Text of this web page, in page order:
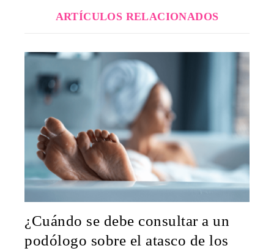
ARTÍCULOS RELACIONADOS
¿Cuándo se debe consultar a un
podólogo sobre el atasco de los